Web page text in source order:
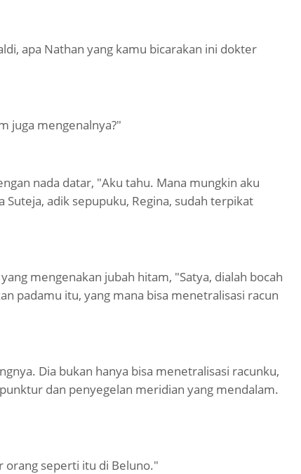
apa Nathan yang kamu bicarakan ini dokter
juga mengenalnya?"
nada datar, "Aku tahu. Mana mungkin aku
Suteja, adik sepupuku, Regina, sudah terpikat
mengenakan jubah hitam, "Satya, dialah bocah
padamu itu, yang mana bisa menetralisasi racun
Dia bukan hanya bisa menetralisasi racunku,
dan penyegelan meridian yang mendalam.
orang seperti itu di Beluno."